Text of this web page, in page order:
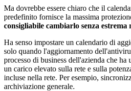
Ma dovrebbe essere chiaro che il
predefinito fornisce la massima
consigliabile cambiarlo senza estrema
Ha senso impostare un calendario di
solo quando l'aggiornamento
processo di business dell'azienda che ha
un carico elevato sulla rete e sulla
incluse nella rete. Per esempio,
archiviazione generale.